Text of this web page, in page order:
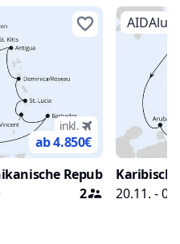
Höhlen.
inkl.
ab 4.850€
Republik 1
2
20.11. -